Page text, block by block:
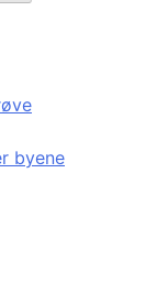
byene